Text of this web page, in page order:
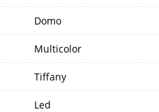
Domo
Multicolor
Tiffany
Led